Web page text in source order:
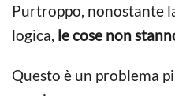
Purtroppo, nonostante
logica, le cose non
Questo è un problema